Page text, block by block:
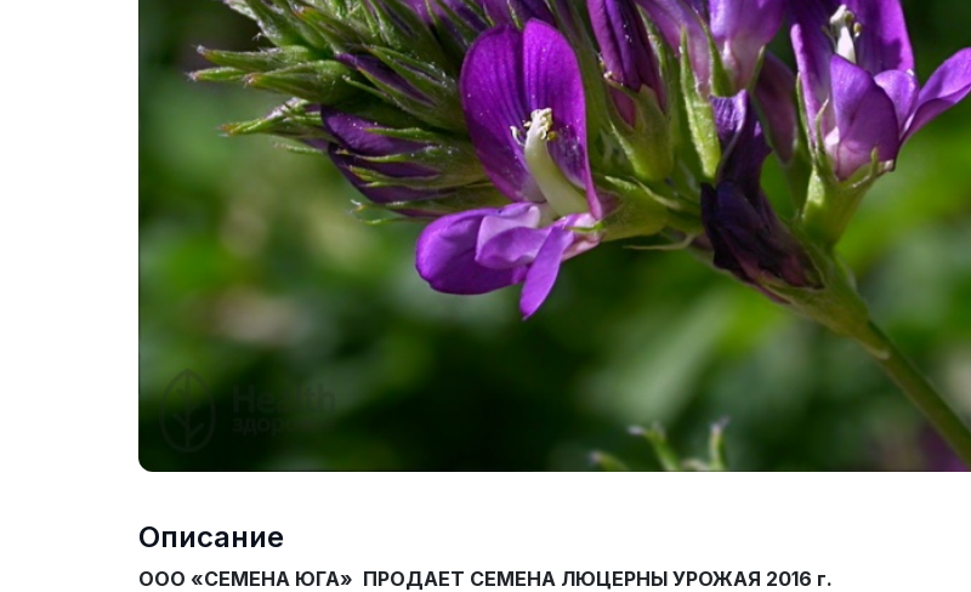
Описание
ООО «СЕМЕНА ЮГА» ПРОДАЕТ СЕМЕНА ЛЮЦЕРНЫ УРОЖАЯ 2016 г.